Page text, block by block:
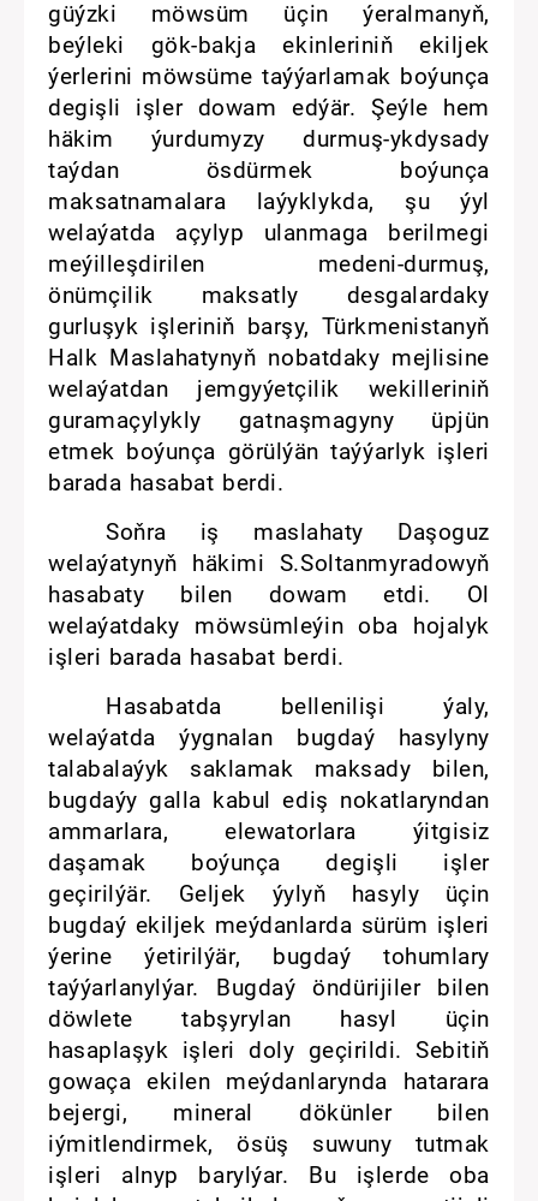
güýzki möwsüm üçin ýeralmanyň,
beýleki gök-bakja ekinleriniň ekiljek
ýerlerini möwsüme taýýarlamak boýunça
degişli işler dowam edýär. Şeýle hem
häkim ýurdumyzy durmuş-ykdysady
taýdan ösdürmek boýunça
maksatnamalara laýyklykda, şu ýyl
welaýatda açylyp ulanmaga berilmegi
meýilleşdirilen medeni-durmuş,
önümçilik maksatly desgalardaky
gurluşyk işleriniň barşy, Türkmenistanyň
Halk Maslahatynyň nobatdaky mejlisine
welaýatdan jemgyýetçilik wekilleriniň
guramaçylykly gatnaşmagyny üpjün
etmek boýunça görülýän taýýarlyk işleri
barada hasabat berdi.
Soňra iş maslahaty Daşoguz
welaýatynyň häkimi S.Soltanmyradowyň
hasabaty bilen dowam etdi. Ol
welaýatdaky möwsümleýin oba hojalyk
işleri barada hasabat berdi.
Hasabatda bellenilişi ýaly,
welaýatda ýygnalan bugdaý hasylyny
talabalaýyk saklamak maksady bilen,
bugdaýy galla kabul ediş nokatlaryndan
ammarlara, elewatorlara ýitgisiz
daşamak boýunça degişli işler
geçirilýär. Geljek ýylyň hasyly üçin
bugdaý ekiljek meýdanlarda sürüm işleri
ýerine ýetirilýär, bugdaý tohumlary
taýýarlanylýar. Bugdaý öndürijiler bilen
döwlete tabşyrylan hasyl üçin
hasaplaşyk işleri doly geçirildi. Sebitiň
gowaça ekilen meýdanlarynda hatarara
bejergi, mineral dökünler bilen
iýmitlendirmek, ösüş suwuny tutmak
işleri alnyp barylýar. Bu işlerde oba